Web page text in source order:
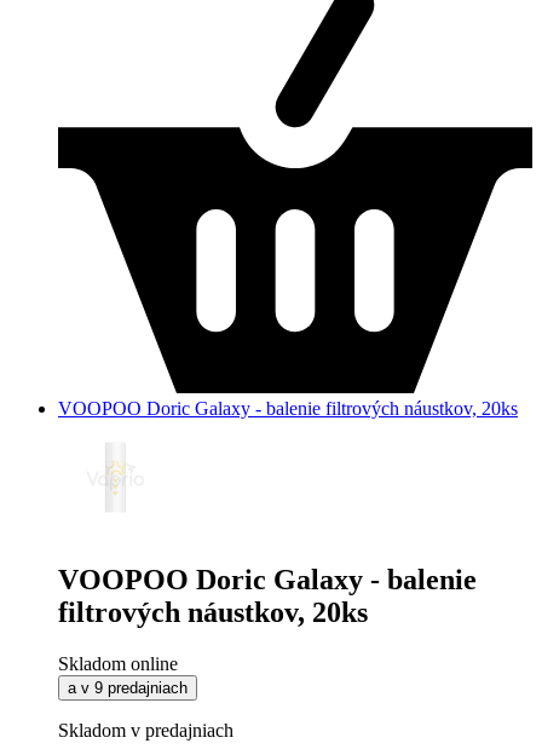
VOOPOO Doric Galaxy - balenie filtrových náustkov, 20ks
VOOPOO Doric Galaxy - balenie
filtrových náustkov, 20ks
Skladom online
a v 9 predajniach
Skladom v predajniach